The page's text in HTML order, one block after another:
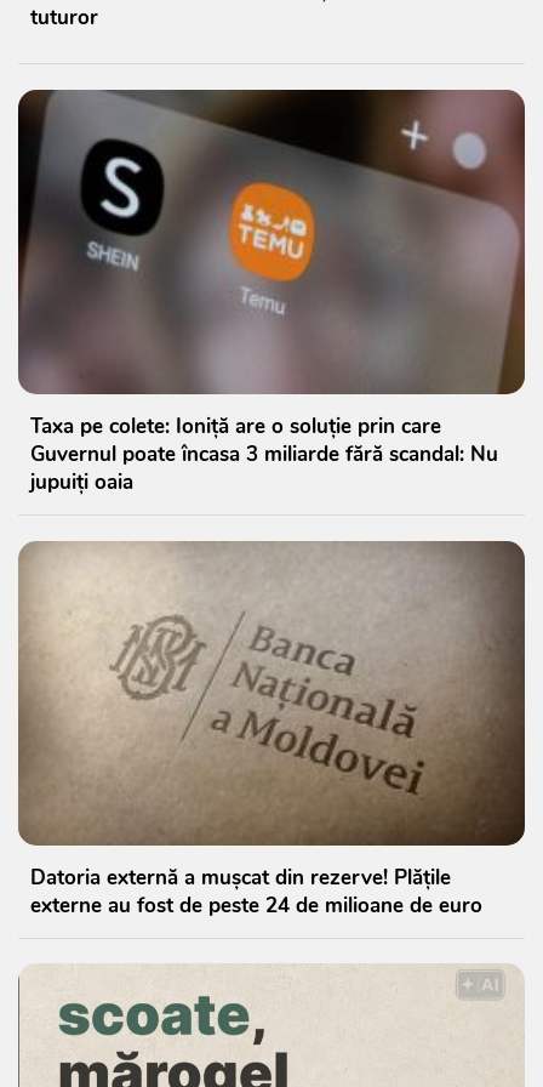
tuturor
Taxa pe colete: Ioniță are o soluție prin care
Guvernul poate încasa 3 miliarde fără scandal: Nu
jupuiți oaia
Datoria externă a mușcat din rezerve! Plățile
externe au fost de peste 24 de milioane de euro